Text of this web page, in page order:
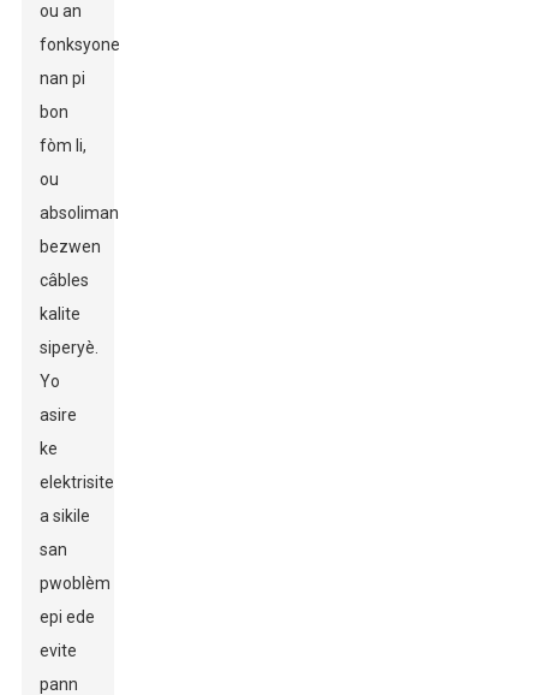
ou an
fonksyone
nan pi
bon
fòm li,
ou
absoliman
bezwen
câbles
kalite
siperyè.
Yo
asire
ke
elektrisite
a sikile
san
pwoblèm
epi ede
evite
pann